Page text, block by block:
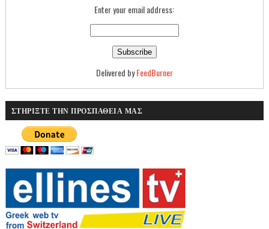
Enter your email address:
Delivered byFeedBurner
ΣΤΗΡΙΞΤΕ ΤΗΝ ΠΡΟΣΠΑΘΕΙΑ ΜΑΣ